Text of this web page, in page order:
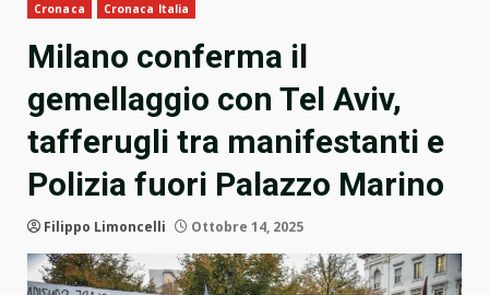
Cronaca Cronaca Italia
Milano conferma il
gemellaggio con Tel Aviv,
tafferugli tra manifestanti e
Polizia fuori Palazzo Marino
Filippo Limoncelli Ottobre 14, 2025